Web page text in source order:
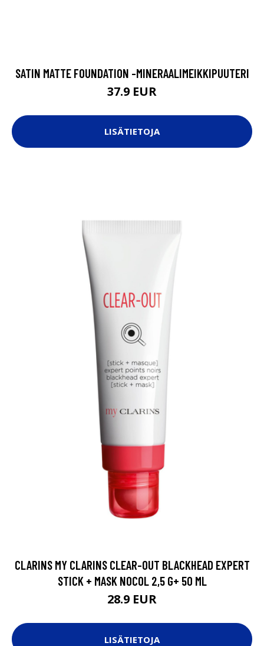
SATIN MATTE FOUNDATION -MINERAALIMEIKKIPUUTERI
37.9 EUR
LISÄTIETOJA
CLARINS MY CLARINS CLEAR-OUT BLACKHEAD EXPERT
STICK + MASK NOCOL 2,5 G+ 50 ML
28.9 EUR
LISÄTIETOJA